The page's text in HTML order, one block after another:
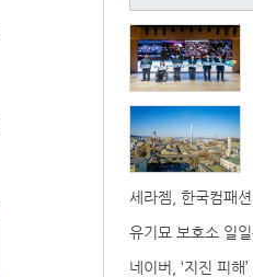
세라젬, 한국컴패
유기묘 보호소 일
네이버, ‘지진 피해